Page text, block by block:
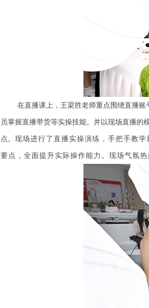
在直播课上，王梁胜老师重点围绕直播
员掌握直播带货等实操技能。 并以现场直播的
点。 现场进行了直播实操演练，手把手教
要点，全面提升实际操作能力。现场气氛